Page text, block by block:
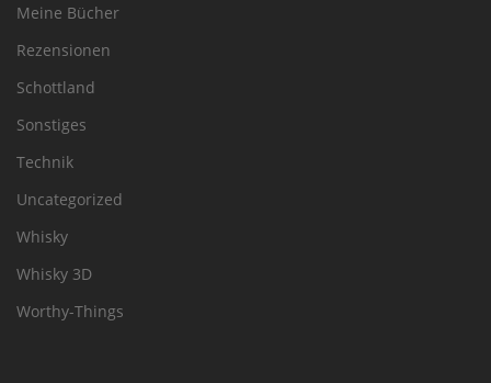
Meine Bücher
Rezensionen
Schottland
Sonstiges
Technik
Uncategorized
Whisky
Whisky 3D
Worthy-Things